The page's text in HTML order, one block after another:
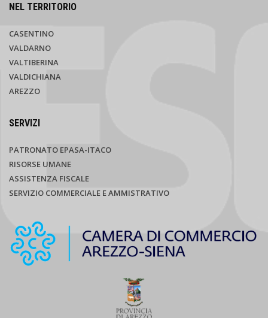
NEL TERRITORIO
CASENTINO
VALDARNO
VALTIBERINA
VALDICHIANA
AREZZO
SERVIZI
PATRONATO EPASA-ITACO
RISORSE UMANE
ASSISTENZA FISCALE
SERVIZIO COMMERCIALE E AMMISTRATIVO